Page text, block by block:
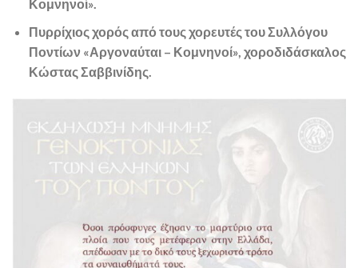
Κομνηνοί».
Πυρρίχιος χορός από τους χορευτές του Συλλόγου
Ποντίων «Αργοναύται – Κομνηνοί», χοροδιδάσκαλος
Κώστας Σαββινίδης.